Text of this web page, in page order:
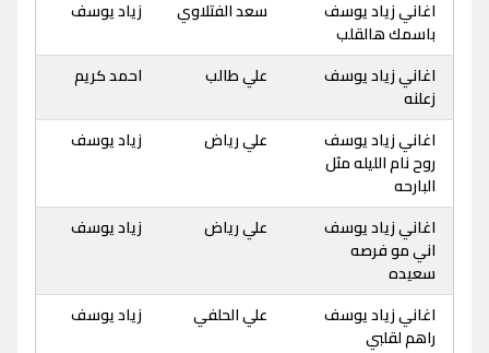
اغاني زياد يوسف
باسمك هالقلب
سعد الفتلاوي زياد يوسف
اغاني زياد يوسف
زعلنه
علي طالب احمد كريم
اغاني زياد يوسف
روح نام الليله مثل
البارحه
علي رياض زياد يوسف
اغاني زياد يوسف
اني مو فرصه
سعيده
علي رياض زياد يوسف
اغاني زياد يوسف
راهم لقلبي
علي الحلفي زياد يوسف